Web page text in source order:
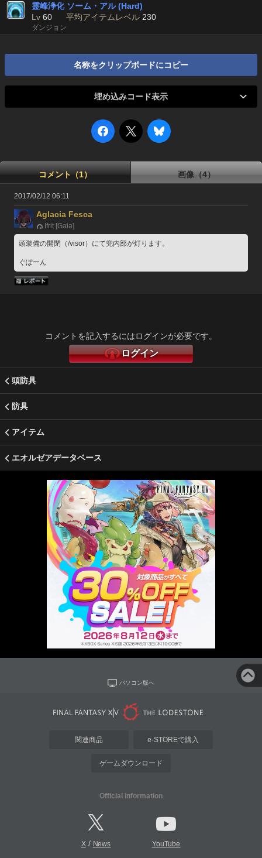
霊峰浄化 ソーム・アル (Hard)
Lv 60 平均アイテムレベル 230
ダンジョン
名称をクリップボードにコピー
埋め込みコード表示
コメント（1） 画像（4）
2017/02/12 06:11
Aglacia Fesca
Ifrit [Gaia]
頭装備の開閉（/visor）にて兜内部が灯ります。
ぐぽーん
コメントを記入するにはログインが必要です。
ログイン
頭防具
防具
アイテム
エオルゼアデータベース
パソコン版へ
関連商品 e-STOREで購入
ゲームダウンロード
Official Information
X/ News YouTube